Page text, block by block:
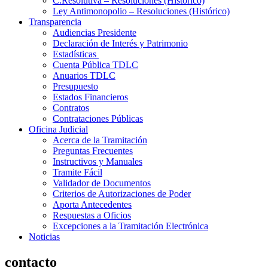
Ley Antimonopolio – Resoluciones (Histórico)
Transparencia
Audiencias Presidente
Declaración de Interés y Patrimonio
Estadísticas
Cuenta Pública TDLC
Anuarios TDLC
Presupuesto
Estados Financieros
Contratos
Contrataciones Públicas
Oficina Judicial
Acerca de la Tramitación
Preguntas Frecuentes
Instructivos y Manuales
Tramite Fácil
Validador de Documentos
Criterios de Autorizaciones de Poder
Aporta Antecedentes
Respuestas a Oficios
Excepciones a la Tramitación Electrónica
Noticias
contacto